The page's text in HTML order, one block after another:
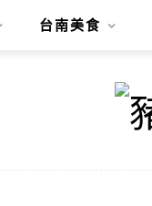
台南美食